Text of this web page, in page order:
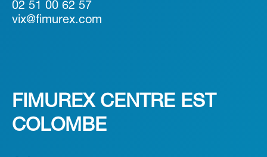
02 51 00 62 57
vix@fimurex.com
FIMUREX CENTRE EST
COLOMBE